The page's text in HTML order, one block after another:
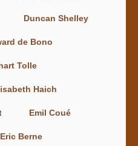
Duncan Shelley
de Bono
Tolle
Haich
Emil Coué
Eric Berne